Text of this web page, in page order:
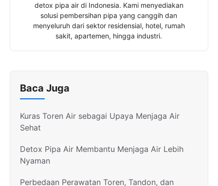
detox pipa air di Indonesia. Kami menyediakan
solusi pembersihan pipa yang canggih dan
menyeluruh dari sektor residensial, hotel, rumah
sakit, apartemen, hingga industri.
Baca Juga
Kuras Toren Air sebagai Upaya Menjaga Air
Sehat
Detox Pipa Air Membantu Menjaga Air Lebih
Nyaman
Perbedaan Perawatan Toren, Tandon, dan